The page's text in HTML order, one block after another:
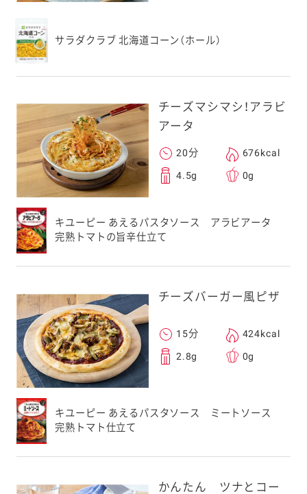
サラダクラブ 北海道コーン（ホール）
チーズマシマシ！アラビ
アータ
20分 676kcal
4.5g 0g
キユーピー あえるパスタソース アラビアータ
完熟トマトの旨辛仕立て
チーズバーガー風ピザ
15分 424kcal
2.8g 0g
キユーピー あえるパスタソース ミートソース
完熟トマト仕立て
かんたん ツナとコー